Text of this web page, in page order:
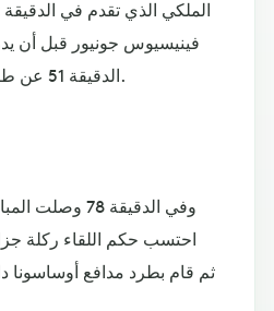
فينيسيوس جونيور قبل أن
الدقيقة 51 عن طريق إنريكي غارسيا كيكي.
وفي الدقيقة 78
احتسب حكم اللقاء ركلة